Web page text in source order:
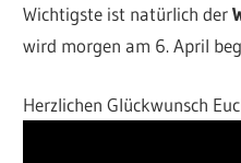
Wichtigste ist natürlich der
wird morgen am 6. April
Herzlichen Glückwunsch